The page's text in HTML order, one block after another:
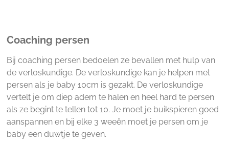
Coaching persen
Bij coaching persen bedoelen ze bevallen met hulp van
de verloskundige. De verloskundige kan je helpen met
persen als je baby 10cm is gezakt. De verloskundige
vertelt je om diep adem te halen en heel hard te persen
als ze begint te tellen tot 10. Je moet je buikspieren goed
aanspannen en bij elke 3 weeën moet je persen om je
baby een duwtje te geven.